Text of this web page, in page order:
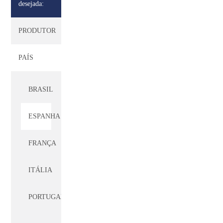
desejada:
PRODUTOR
PAÍS
BRASIL
ESPANHA
FRANÇA
ITÁLIA
PORTUGAL